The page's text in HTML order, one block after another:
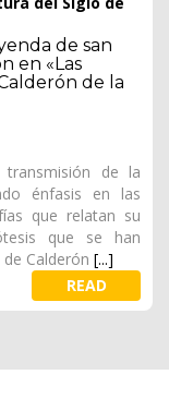
de san
en «Las
de la
de la
énfasis en las
que relatan su
que se han
Calderón [...]
READ